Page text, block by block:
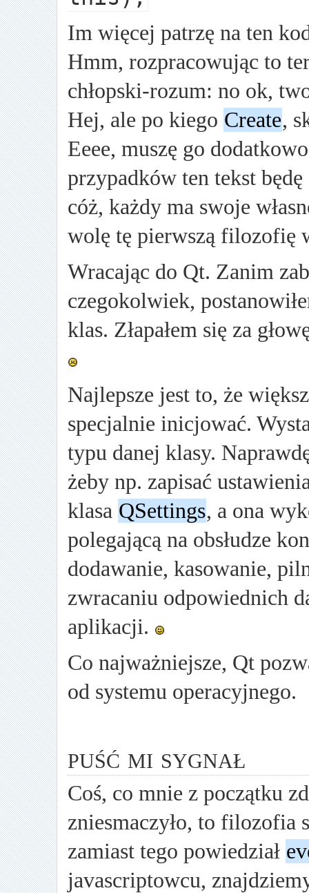
Im więcej patrzę na ten
Hmm, rozpracowując to
chłopski-rozum: no ok,
Hej, ale po kiego Create,
Eeee, muszę go
przypadków ten tekst
cóż, każdy ma swoje
wolę tę pierwszą filozofię
Wracając do Qt. Zanim
czegokolwiek,
klas. Złapałem się za
Najlepsze jest to, że
specjalnie inicjować.
typu danej klasy.
żeby np. zapisać
klasa QSettings, a ona
polegającą na obsłudze
dodawanie, kasowanie,
zwracaniu odpowiednich
aplikacji.
Co najważniejsze, Qt
od systemu operacyjnego.
puść mi sygnał
Coś, co mnie z początku
zniesmaczyło, to filozofia
zamiast tego powiedział
javascriptowcu,